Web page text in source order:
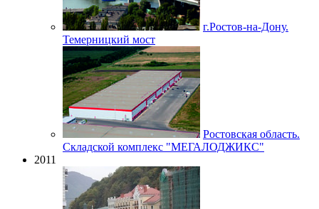
г.Ростов-на-Дону.
Темерницкий мост
Ростовская область.
Складской комплекс "МЕГАЛОДЖИКС"
2011